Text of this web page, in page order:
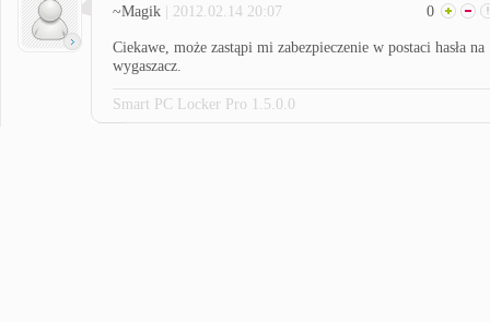
~Magik | 2012.02.14 20:07 0
Ciekawe, może zastąpi mi zabezpieczenie w postaci hasła na
wygaszacz.
Smart PC Locker Pro 1.5.0.0